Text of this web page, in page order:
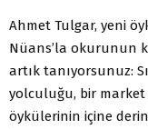
Ahmet Tulgar, yeni
Nüans’la okurunun
artık tanıyorsunuz:
yolculuğu, bir market
öykülerinin içine